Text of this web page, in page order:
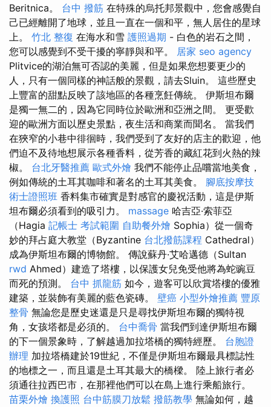
Beritnica。 台中 撥筋 在特殊的烏托邦景觀中，您會感覺自
己已經離開了地球，並且一直在一個和平，無人居住的星球
上。 竹北 整復 在海水和雪 護照過期 - 白色的岩石之間，
您可以感覺到不受干擾的寧靜與和平。 居家 seo agency
Plitvice的湖泊無可否認的美麗，但是如果您想要更少的
人，只有一個同樣的神話般的景觀，請去Sluin。 這些歷史
上豐富的甜點反映了該地區的各種烹飪傳統。 伊斯坦布爾
是獨一無二的，因為它同時位於歐洲和亞洲之間。 更受歡
迎的歐洲方面以歷史景點，夜生活和商業而聞名。 當我們
在狹窄的小巷中徘徊時，我們受到了友好的店主的歡迎，他
們迫不及待地想展示各種香料，從芳香的藏紅花到火熱的辣
椒。 台北牙醫推薦 歐式外燴 我們不能停止品嚐當地美食，
例如傳統的土耳其咖啡和著名的土耳其美食。 腳底按摩技
術士證照班 香料集市確實是對感官的慶祝活動，這是伊斯
坦布爾必須看到的吸引力。 massage 哈吉亞·索菲亞
（Hagia 記帳士 考試範圍 自助餐外燴 Sophia）從一個奇
妙的拜占庭大教堂（Byzantine 台北撥筋課程 Cathedral）
成為伊斯坦布爾的博物館。 傳說蘇丹·艾哈邁德（Sultan
rwd Ahmed）建造了塔樓，以保護女兒免受他將為蛇豌豆
而死的預測。 台中 抓龍筋 如今，遊客可以欣賞塔樓的優雅
建築，並裝飾有美麗的藍色瓷磚。 壁癌 小型外燴推薦 豐原
整骨 無論您是歷史迷還是只是尋找伊斯坦布爾的獨特視
角，女孩塔都是必須的。 台中喬骨 當我們到達伊斯坦布爾
的下一個景象時，了解越過加拉塔橋的獨特經歷。 台胞證
辦理 加拉塔橋建於19世紀，不僅是伊斯坦布爾最具標誌性
的地標之一，而且還是土耳其最大的橋樑。 陸上旅行者必
須通往拉西巴市，在那裡他們可以在島上進行乘船旅行。
苗栗外燴 換護照 台中筋膜刀放鬆 撥筋教學 無論如何，越